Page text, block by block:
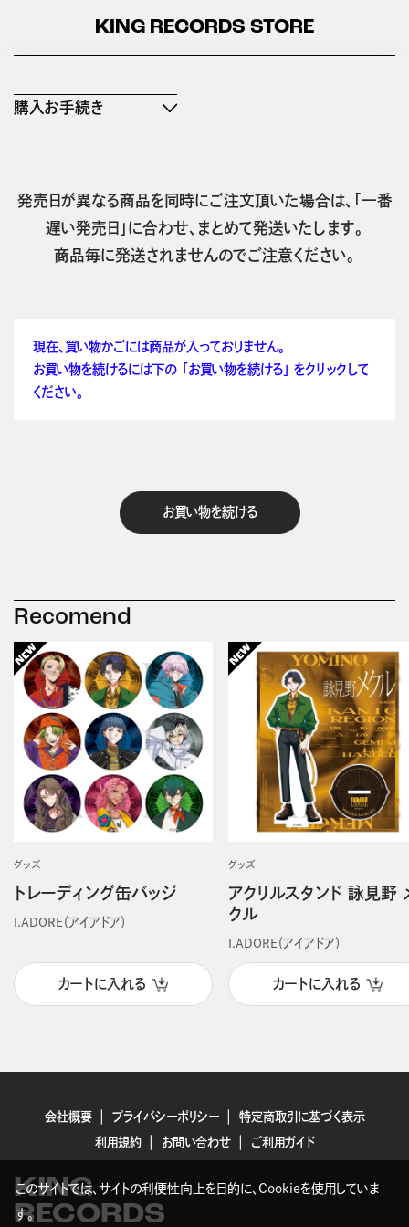
KING RECORDS STORE
購入お手続き
発売日が異なる商品を同時にご注文頂いた場合は、「一番
遅い発売日」に合わせ、まとめて発送いたします。
商品毎に発送されませんのでご注意ください。
現在、買い物かごには商品が入っておりません。
お買い物を続けるには下の 「お買い物を続ける」 をクリックして
ください。
お買い物を続ける
Recomend
グッズ
トレーディング缶バッジ
I.ADORE（アイアドア）
カートに入れる
グッズ
アクリルスタンド 詠見野
クル
I.ADORE（アイアドア）
カートに入れる
会社概要 プライバシーポリシー
特定商取引に基づく表示
利用規約
お問い合わせ ご利用ガイド
KING
RECORDS
このサイトでは、サイトの利便性向上を目的に、Cookieを使用していま
す。